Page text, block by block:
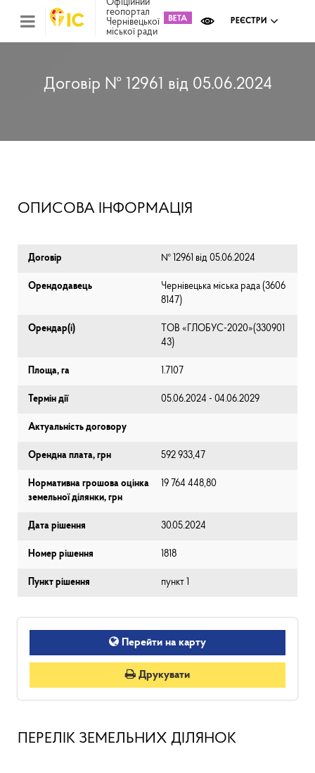
Офіційний
геопортал
Чернівецької
міської ради
РЕЄСТРИ
Договір № 12961 від 05.06.2024
ОПИСОВА ІНФОРМАЦІЯ
Договір № 12961 від 05.06.2024
Орендодавець
Чернівецька міська рада (⁨3606
8147⁩)
Орендар(і)
ТОВ «ГЛОБУС-2020»(330901
43)
Площа, га 1.7107
Термін дії 05.06.2024 - 04.06.2029
Актуальність договору
Орендна плата, грн 592 933,47
Нормативна грошова оцінка
земельної ділянки, грн
19 764 448,80
Дата рішення 30.05.2024
Номер рішення 1818
Пункт рішення пункт 1
Перейти на карту
Друкувати
ПЕРЕЛІК ЗЕМЕЛЬНИХ ДІЛЯНОК